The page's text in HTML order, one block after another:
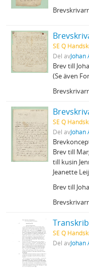
SE Q
Del av
Brev till
(Se även
SE Q
Del av
Brev till
till kusin
Jeanette
Brev till
SE Q
Del av